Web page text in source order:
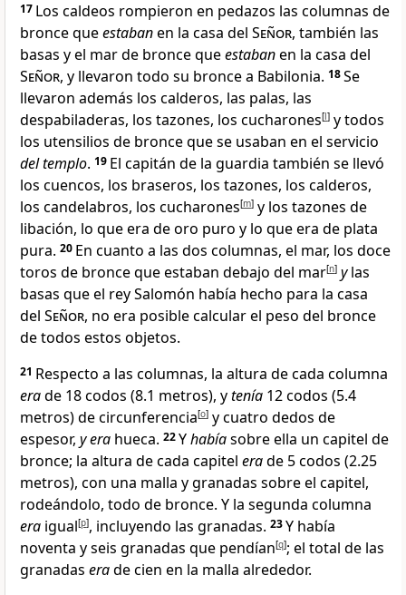
17 Los caldeos rompieron en pedazos las columnas de
bronce queestabanen la casa del Señor, también las
basas y el marde broncequeestabanen la casa del
Señor, y llevaron todo su bronce a Babilonia. 18Se
llevaron además los calderos, las palas, las
despabiladeras, los tazones, los cucharones[l] y todos
los utensilios de bronce que se usaban en el servicio
del templo. 19 El capitán de la guardia también se llevó
los cuencos, los braseros, los tazones, los calderos,
los candelabros, los cucharones[m] y los tazones de
libación, lo que era de oro puro y lo que era de plata
pura. 20 En cuanto a las dos columnas, el mar, los doce
toros de bronce que estaban debajo del mar[n] ylas
basas que el rey Salomón había hecho para la casa
del Señor, no era posible calcular el peso del bronce
de todos estos objetos.
21 Respecto a las columnas, la altura de cada columna
erade 18 codos (8.1 metros), ytenía 12 codos (5.4
metros) de circunferencia[o] y cuatro dedos de
espesor, y era hueca. 22Yhabíasobre ella un capitel de
bronce; la altura de cada capitel erade 5 codos (2.25
metros), con una malla y granadas sobre el capitel,
rodeándolo, todo de bronce. Y la segunda columna
era igual[p], incluyendo las granadas. 23Y había
noventa y seis granadas que pendían[q]; el total de las
granadas erade cien en la malla alrededor.